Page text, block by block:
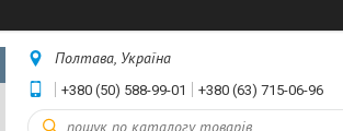
Полтава, Україна
+380 (50) 588-99-01 +380 (63) 715-06-96